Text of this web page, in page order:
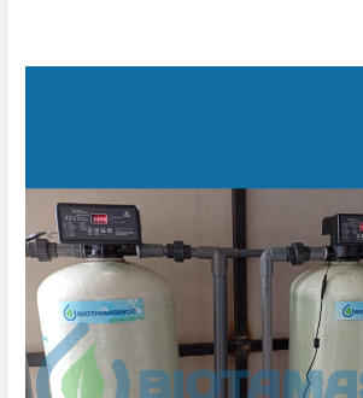
Minum
–
AERO
Billiard
Pati
Jawa